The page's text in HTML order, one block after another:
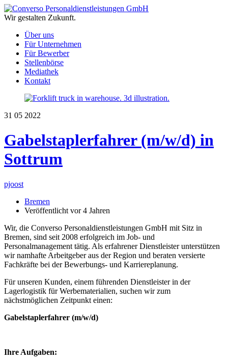
Wir gestalten Zukunft.
Über uns
Für Unternehmen
Für Bewerber
Stellenbörse
Mediathek
Kontakt
31 05 2022
Gabelstaplerfahrer (m/w/d) in
Sottrum
pjoost
Bremen
Veröffentlicht vor 4 Jahren
Wir, die Converso Personaldienstleistungen GmbH mit Sitz in
Bremen, sind seit 2008 erfolgreich im Job- und
Personalmanagement tätig. Als erfahrener Dienstleister unterstützen
wir namhafte Arbeitgeber aus der Region und beraten versierte
Fachkräfte bei der Bewerbungs- und Karriereplanung.
Für unseren Kunden, einem führenden Dienstleister in der
Lagerlogistik für Werbematerialien, suchen wir zum
nächstmöglichen Zeitpunkt einen:
Gabelstaplerfahrer (m/w/d)
Ihre Aufgaben: